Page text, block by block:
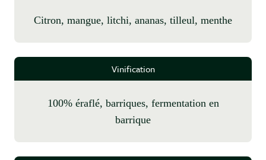
citron, mangue, litchi, ananas, tilleul, menthe
Vinification
100% éraflé, barriques, fermentation en
barrique